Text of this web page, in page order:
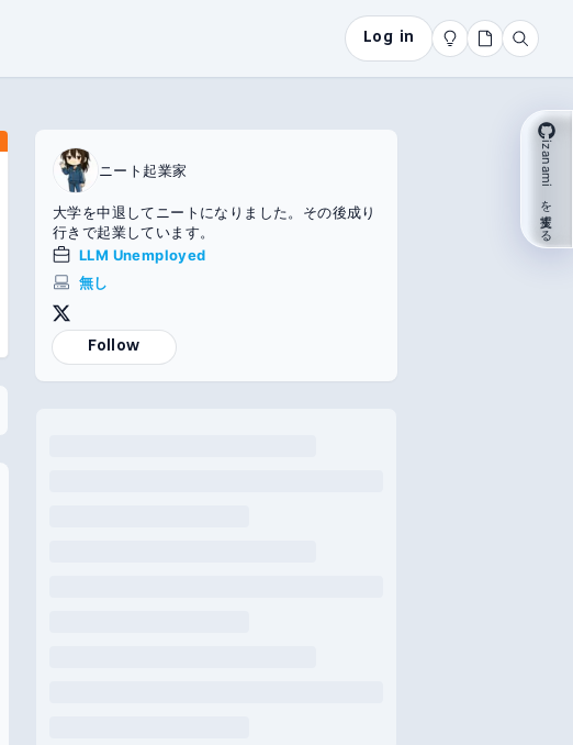
Log in
ニート起業家
大学を中退してニートになりました。その後成り
行きで起業しています。
LLM Unemployed
無し
Follow
izanami を支援する